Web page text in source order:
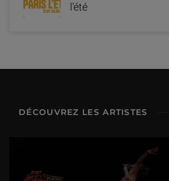
l'été
DÉCOUVREZ LES ARTISTES